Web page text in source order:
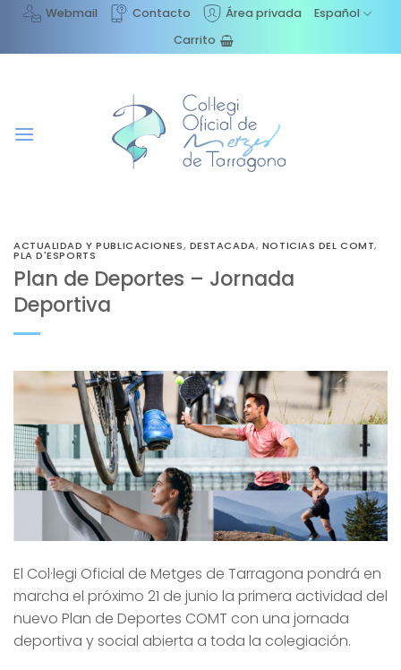
Saltar
contenido
Webmail Contacto Área privada
Español
Carrito
ACTUALIDAD Y PUBLICACIONES, DESTACADA, NOTICIAS DEL COMT,
PLA D'ESPORTS
Plan de Deportes – Jornada
Deportiva
El Col·legi Oficial de Metges de Tarragona pondrá en
marcha el próximo 21 de junio la primera actividad del
nuevo Plan de Deportes COMT con una jornada
deportiva y social abierta a toda la colegiación.